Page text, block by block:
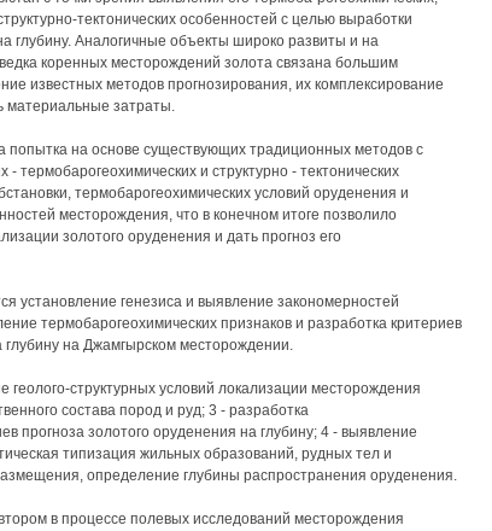
тектонических особенностей с целью выработки
глубину. Аналогичные объекты широко развиты и на
коренных месторождений золота связана большим
известных методов прогнозирования, их комплексирование
материальные затраты.
попытка на основе существующих традиционных методов с
термобарогеохимических и структурно - тектонических
термобарогеохимических условий оруденения и
месторождения, что в конечном итоге позволило
золотого оруденения и дать прогноз его
установление генезиса и выявление закономерностей
термобарогеохимических признаков и разработка критериев
глубину на Джамгырском месторождении.
геолого-структурных условий локализации месторождения
состава пород и руд; 3 - разработка
прогноза золотого оруденения на глубину; 4 - выявление
типизация жильных образований, рудных тел и
определение глубины распространения оруденения.
в процессе полевых исследований месторождения